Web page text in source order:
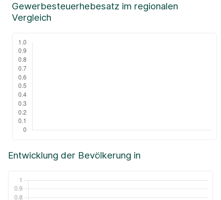
Entwicklung der Bevölkerung in
Gewerbesteuerhebesatz im regionalen
Vergleich